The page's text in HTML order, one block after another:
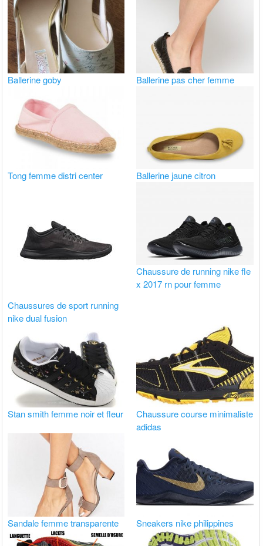
Ballerine goby Ballerine pas cher femme
Tong femme distri center Ballerine jaune citron
Chaussures de sport running
nike dual fusion
Chaussure de running nike fle
x 2017 rn pour femme
Stan smith femme noir et fleur
Chaussure course minimaliste
adidas
Sandale femme transparente Sneakers nike philippines